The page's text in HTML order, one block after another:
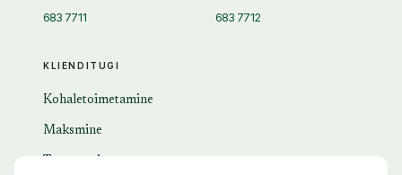
KLIENDITUGI
Kohaletoimetamine
Maksmine
683 7711 683 7712